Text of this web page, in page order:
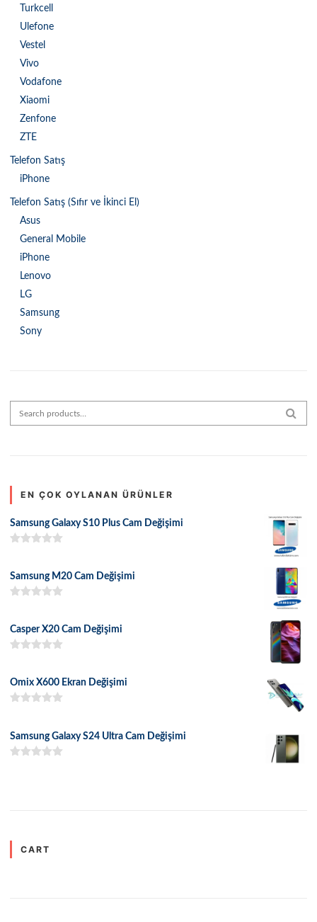
Turkcell
Ulefone
Vestel
Vivo
Vodafone
Xiaomi
Zenfone
ZTE
Telefon Satış
iPhone
Telefon Satış (Sıfır ve İkinci El)
Asus
General Mobile
iPhone
Lenovo
LG
Samsung
Sony
Search for:
EN ÇOK OYLANAN ÜRÜNLER
Samsung Galaxy S10 Plus Cam Değişimi
Samsung M20 Cam Değişimi
Casper X20 Cam Değişimi
Omix X600 Ekran Değişimi
Samsung Galaxy S24 Ultra Cam Değişimi
CART